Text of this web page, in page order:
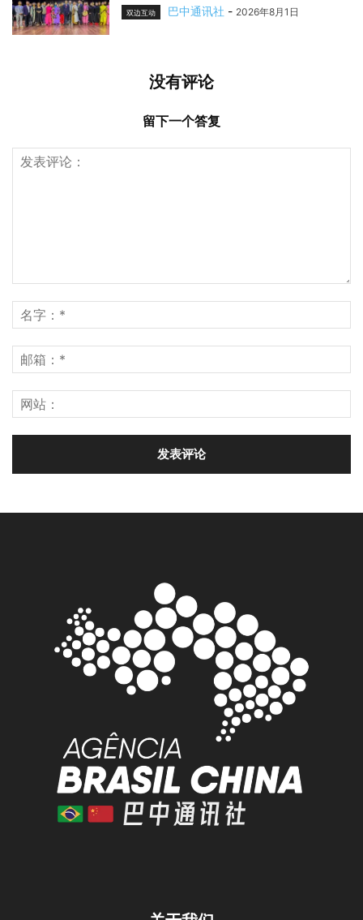
双边互动 巴中通讯社 - 2026年8月1日
没有评论
留下一个答复